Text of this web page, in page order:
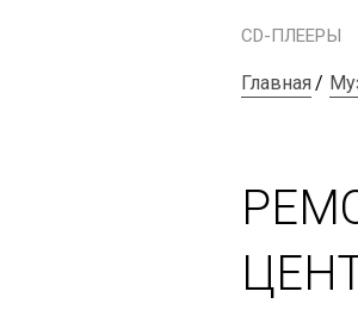
CD-ПЛЕЕРЫ
Главная